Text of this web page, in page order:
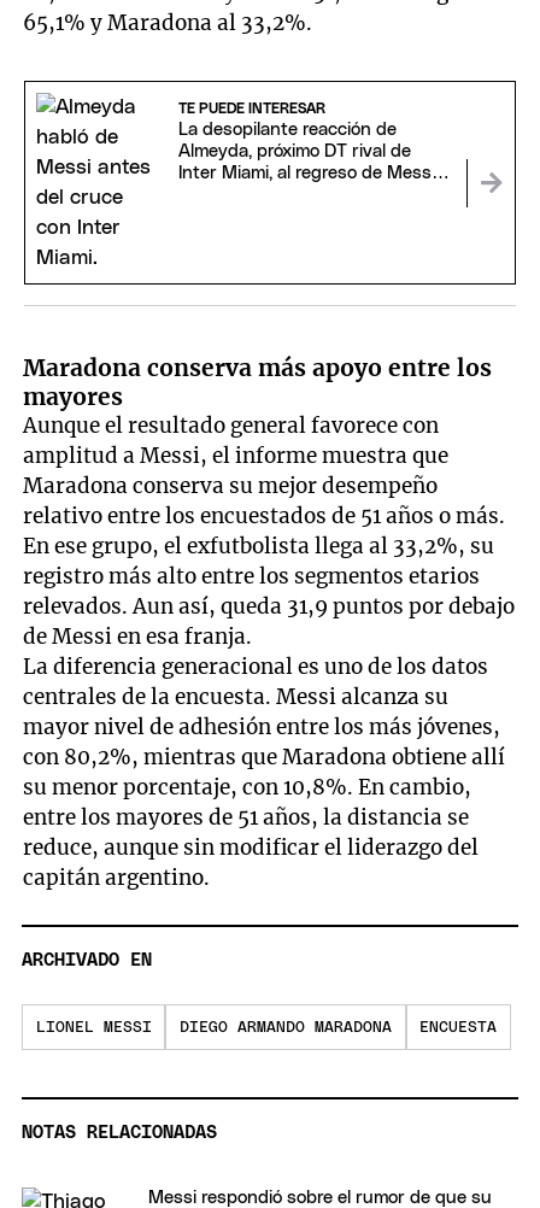
65,1% y Maradona al 33,2%.
TE PUEDE INTERESAR
La desopilante reacción de
Almeyda, próximo DT rival de
Inter Miami, al regreso de Messi
Maradona conserva más apoyo entre los
mayores
Aunque el resultado general favorece con
amplitud a Messi, el informe muestra que
Maradona conserva su mejor desempeño
relativo entre los encuestados de 51 años o más.
En ese grupo, el exfutbolista llega al 33,2%, su
registro más alto entre los segmentos etarios
relevados. Aun así, queda 31,9 puntos por debajo
de Messi en esa franja.
La diferencia generacional es uno de los datos
centrales de la encuesta. Messi alcanza su
mayor nivel de adhesión entre los más jóvenes,
con 80,2%, mientras que Maradona obtiene allí
su menor porcentaje, con 10,8%. En cambio,
entre los mayores de 51 años, la distancia se
reduce, aunque sin modificar el liderazgo del
capitán argentino.
ARCHIVADO EN
LIONEL MESSI DIEGO ARMANDO MARADONA ENCUESTA
NOTAS RELACIONADAS
Messi respondió sobre el rumor de que su